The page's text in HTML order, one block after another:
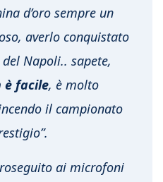
d’oro sempre un
averlo conquistato
Napoli.. sapete,
è facile, è molto
il campionato
ai microfoni